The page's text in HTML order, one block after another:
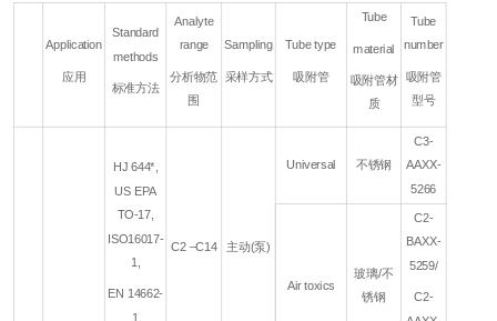
Application
应用
Standard
methods
标准方法
Analyte
range
分析物范
围
Sampling
采样方式
Tube type
吸附管
Tube
material
吸附管材
质
Tube
number
吸附管
型号
HJ 644*,
US EPA
TO-17,
ISO16017-
1,
EN 14662-
1
C2 –C14 主动(泵)
Universal 不锈钢
C3-
AAXX-
5266
Air toxics
玻璃/不
锈钢
C2-
BAXX-
5259/
C2-